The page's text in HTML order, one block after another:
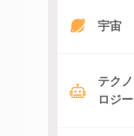
宇宙
テクノ
ロジー